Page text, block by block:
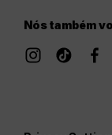
Nós também